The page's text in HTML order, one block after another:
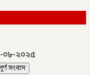
০৮-২০২৫
সংবাদ